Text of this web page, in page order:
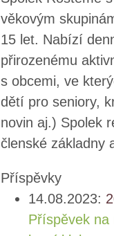
věkovým
15 let. Nabízí
přirozenému
s obcemi, ve
dětí pro seniory,
novin aj.) Spolek
členské základny
Příspěvky
14.08.2023:
Příspěvek na